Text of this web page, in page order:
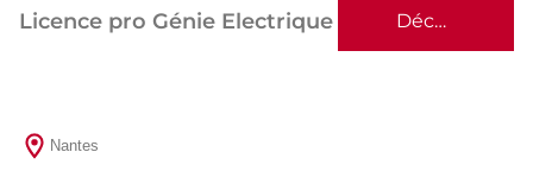
Licence pro Génie Electrique Découvrir
Nantes